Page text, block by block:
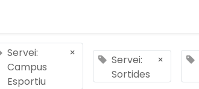
Servei:
Campus
Esportiu
×
Servei:
Sortides
×